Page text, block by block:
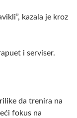
kazala je kroz
i serviser.
da trenira na
fokus na